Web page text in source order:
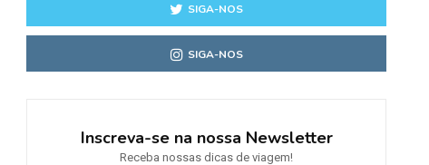
SIGA-NOS
SIGA-NOS
Inscreva-se na nossa Newsletter
Receba nossas dicas de viagem!